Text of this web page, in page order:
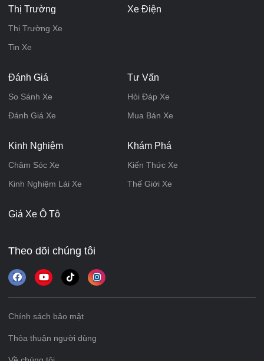
Thị Trường
Thị Trường Xe
Tin Xe
Xe Điện
Đánh Giá
So Sánh Xe
Đánh Giá Xe
Tư Vấn
Hỏi Đáp Xe
Mua Bán Xe
Kinh Nghiệm
Chăm Sóc Xe
Kinh Nghiệm Lái Xe
Khám Phá
Kiến Thức Xe
Thế Giới Xe
Giá Xe Ô Tô
Theo dõi chúng tôi
Chính sách bảo mật
Thỏa thuận người dùng